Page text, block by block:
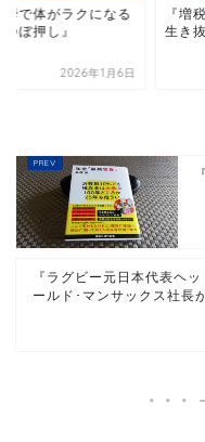
瞬で体がラクになる
ぼ押し』
2026年1月6日
『増
生き
『ラグビー元日本代表ヘ
ールド･マンサックス社長